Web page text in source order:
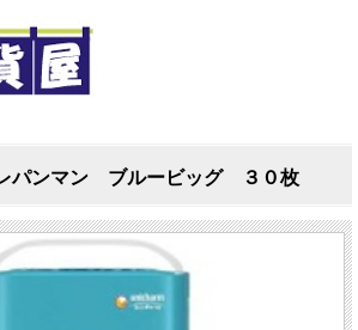
パンマン ブルービッグ ３０枚